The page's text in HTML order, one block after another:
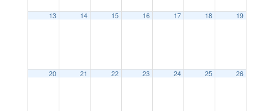
13 14 15 16 17 18 19
20 21 22 23 24 25 26